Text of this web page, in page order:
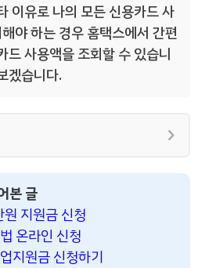
이유로 나의 모든 신용카드 사
야 하는 경우 홈택스에서 간편
드 사용액을 조회할 수 있습니
겠습니다.
본 글
지원금 신청
온라인 신청
지원금 신청하기